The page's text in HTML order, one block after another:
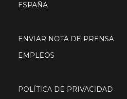
ESPAÑA
ENVIAR NOTA DE PRENSA
EMPLEOS
POLÍTICA DE PRIVACIDAD